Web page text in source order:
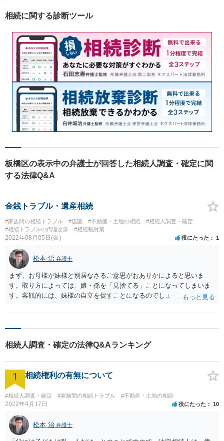
相続に関する診断ツール
板橋区の表示中の弁護士が回答した相続人調査・確定に関
する法律Q&A
金銭トラブル・遺産相続
#家族間の相続トラブル #協議 #不動産・土地の相続
#相続人調査・確定
#相続トラブルの代理交渉
#相続税対策
2022年08月05日(金) 役にたった 1
松本 治 弁護士
まず、お母様が妹様と別居なさるご意思がおありかによると思いま
す。取り方によっては、娘・孫を「見捨てる」ことになってしまいま
す。客観的には、妹様の自立を促すことになるのでしょうけれど。
すが、扶養義務の問題もあり、心理的効力以上のものはなさそうで
の心情的問題は、強制になじまないのが悩ましいところです。 法的に
う。
相続人調査・確定の法律Q&Aランキング
1 相続権利の有無について
#相続人調査・確定 #家族間の相続トラブル #不動産・土地の相続
2022年4月17日 役にたった 10
松本 治 弁護士